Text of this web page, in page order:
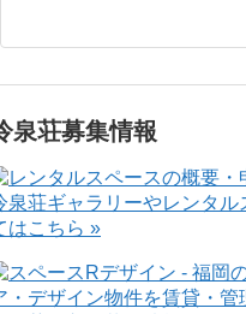
泉荘募集情報
泉荘ギャラリーやレンタ
はこちら »